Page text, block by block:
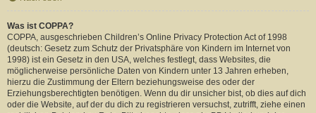
Was ist COPPA?
COPPA, ausgeschrieben Children’s Online Privacy Protection Act of 1998
(deutsch: Gesetz zum Schutz der Privatsphäre von Kindern im Internet von
1998) ist ein Gesetz in den USA, welches festlegt, dass Websites, die
möglicherweise persönliche Daten von Kindern unter 13 Jahren erheben,
hierzu die Zustimmung der Eltern beziehungsweise des oder der
Erziehungsberechtigten benötigen. Wenn du dir unsicher bist, ob dies auf dich
oder die Website, auf der du dich zu registrieren versuchst, zutrifft, ziehe einen